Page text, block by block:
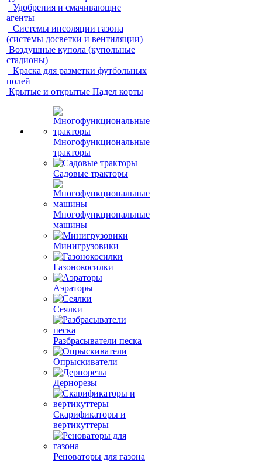
Удобрения и смачивающие
агенты
Системы инсоляции газона
(системы досветки и вентиляции)
Воздушные купола (купольные
стадионы)
Краска для разметки футбольных
полей
Крытые и открытые Падел корты
Многофункциональные
тракторы
Садовые тракторы
Многофункциональные
машины
Минигрузовики
Газонокосилки
Аэраторы
Сеялки
Разбрасыватели песка
Опрыскиватели
Дернорезы
Скарификаторы и
вертикуттеры
Реноваторы для газона